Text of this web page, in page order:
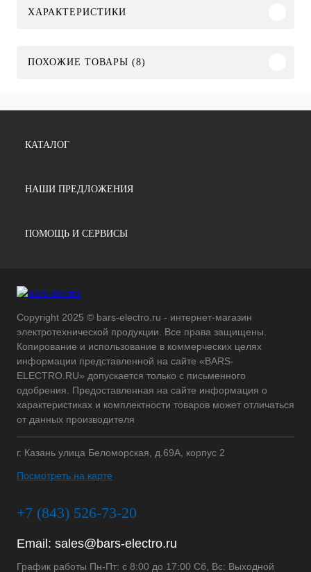
ХАРАКТЕРИСТИКИ
ПОХОЖИЕ ТОВАРЫ (8)
КАТАЛОГ
НАШИ ПРЕДЛОЖЕНИЯ
ПОМОЩЬ И СЕРВИСЫ
Copyright 2025 © bars-electro.ru - интернет-магазин
электротехнической продукции. Все права защищены.
Копирование и использование в коммерческих целях
информации представленной на сайте «BARS-
ELECTRO.RU» допускается только с письменного
одобрения. Предоставленная на сайте информация о
характеристиках и комплектности товаров может отличаться
от данных производителя
г. Казань улица Беломорская, д.69А, корпус 2
Посмотреть на карте
+7 (843) 526-73-20
Email: sales@bars-electro.ru
График работы Пн-Пт: с 8:00 до 17:00 Сб, Вс: Выходной